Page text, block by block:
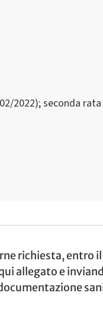
2022); seconda rata
richiesta, entro
allegato e